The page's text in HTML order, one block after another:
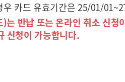
카드 유효기간은 25/01/
는 반납 또는 온라인 취소 신청
신청이 가능합니다.